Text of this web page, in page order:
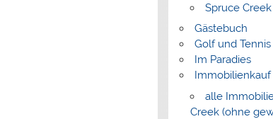
Spruce
Gästebuch
Golf und Tennis
Im Paradies
Immobilienkauf
alle
Creek (ohne